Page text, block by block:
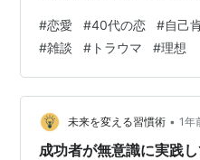
恋」もあったはずなんです
と中井貴一のような恋は訪
するにはどうしたらいいで
いいですか？ 話が完全に
理由は年齢のせいではあり
パターンが恋のブレーキに
#恋愛 #40代の恋 #自己
#雑談 # トラウマ #理想
未来を変える習慣術 • 1年
成功者が無意識に実践